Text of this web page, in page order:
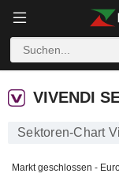
VIVENDI SE
VIVENDI
Sektoren-Chart
Markt geschlossen -